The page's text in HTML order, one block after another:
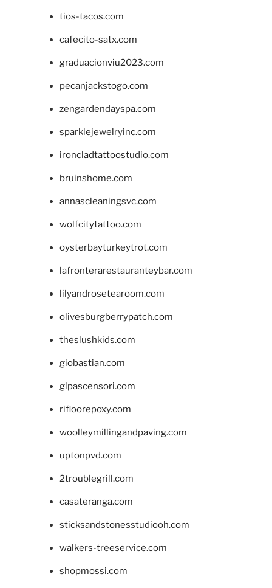
tios-tacos.com
cafecito-satx.com
graduacionviu2023.com
pecanjackstogo.com
zengardendayspa.com
sparklejewelryinc.com
ironcladtattoostudio.com
bruinshome.com
annascleaningsvc.com
wolfcitytattoo.com
oysterbayturkeytrot.com
lafronterarestauranteybar.com
lilyandrosetearoom.com
olivesburgberrypatch.com
theslushkids.com
giobastian.com
glpascensori.com
rifloorepoxy.com
woolleymillingandpaving.com
uptonpvd.com
2troublegrill.com
casateranga.com
sticksandstonesstudiooh.com
walkers-treeservice.com
shopmossi.com